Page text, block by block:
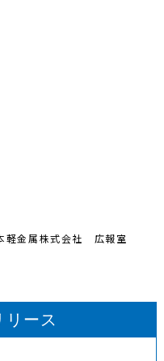
軽金属株式会社 広報室
リース